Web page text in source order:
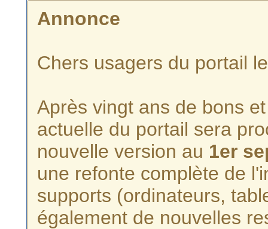
Annonce
Chers usagers du portail
Après vingt ans de bons
actuelle du portail sera
nouvelle version au 1er
une refonte complète de
supports (ordinateurs,
également de nouvelles